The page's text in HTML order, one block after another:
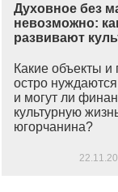
Духовное без
невозможно:
развивают
Какие объекты и
остро
и могут ли
культурную
югорчанина?